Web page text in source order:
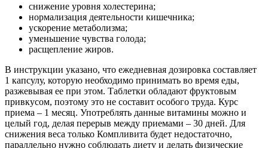
снижение уровня холестерина;
нормализация деятельности кишечника;
ускорение метаболизма;
уменьшение чувства голода;
расщепление жиров.
В инструкции указано, что ежедневная дозировка составляет
1 капсулу, которую необходимо принимать во время еды,
разжевывая ее при этом. Таблетки обладают фруктовым
привкусом, поэтому это не составит особого труда. Курс
приема – 1 месяц. Употреблять данные витамины можно и
целый год, делая перерыв между приемами – 30 дней. Для
снижения веса только Компливита будет недостаточно,
параллельно нужно соблюдать диету и делать физические